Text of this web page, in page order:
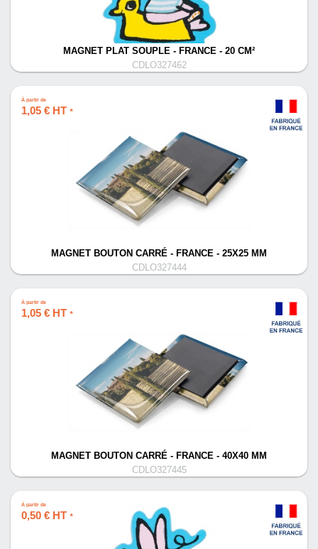
MAGNET PLAT SOUPLE - FRANCE - 20 CM²
CDLO327462
À partir de
1,05 € HT *
MAGNET BOUTON CARRÉ - FRANCE - 25X25 MM
CDLO327444
À partir de
1,05 € HT *
MAGNET BOUTON CARRÉ - FRANCE - 40X40 MM
CDLO327445
À partir de
0,50 € HT *